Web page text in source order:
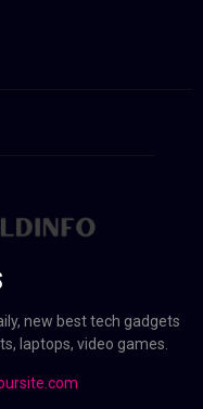
new best tech gadgets
laptops, video games.